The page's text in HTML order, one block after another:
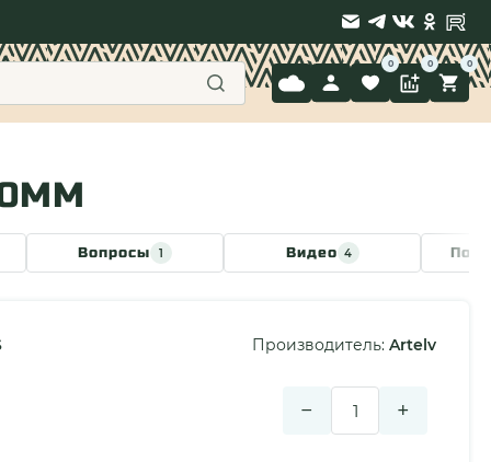
Вопросы 1 Видео 4
Производитель: Artelv
− +